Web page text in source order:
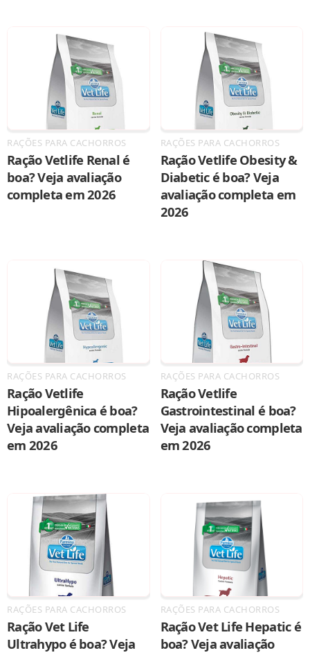
RAÇÕES PARA CACHORROS
Ração Vetlife Renal é
boa? Veja avaliação
completa em 2026
RAÇÕES PARA CACHORROS
Ração Vetlife Obesity &
Diabetic é boa? Veja
avaliação completa em
2026
RAÇÕES PARA CACHORROS
Ração Vetlife
Hipoalergênica é boa?
Veja avaliação completa
em 2026
RAÇÕES PARA CACHORROS
Ração Vetlife
Gastrointestinal é boa?
Veja avaliação completa
em 2026
RAÇÕES PARA CACHORROS
Ração Vet Life
Ultrahypo é boa? Veja
RAÇÕES PARA CACHORROS
Ração Vet Life Hepatic é
boa? Veja avaliação